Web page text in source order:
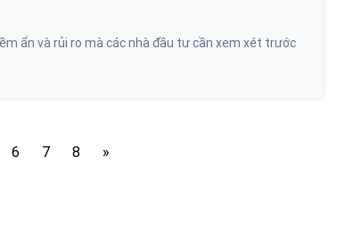
ẩn và rủi ro mà các nhà đầu tư cần xem xét trước
6 7 8 »